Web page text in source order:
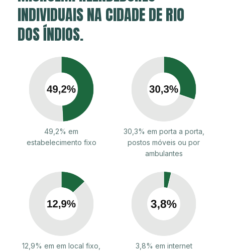
INDIVIDUAIS NA CIDADE DE RIO
DOS ÍNDIOS.
49,2% em
estabelecimento fixo
30,3% em porta a porta,
postos móveis ou por
ambulantes
12,9% em em local fixo,
3,8% em internet